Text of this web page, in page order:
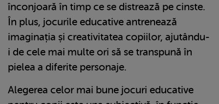
înconjoară în timp ce se distrează pe cinste.
În plus, jocurile educative antrenează
imaginația și creativitatea copiilor, ajutându-
i de cele mai multe ori să se transpună în
pielea a diferite personaje.
Alegerea celor mai bune jocuri educative